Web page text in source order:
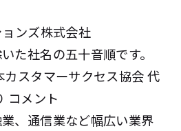
ンズ株式会社
た社名の五十音順です。
カスタマーサクセス協会 代
コメント
、通信業など幅広い業界